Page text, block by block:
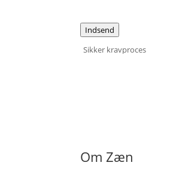
Indsend
Sikker kravproces
Om Zæn